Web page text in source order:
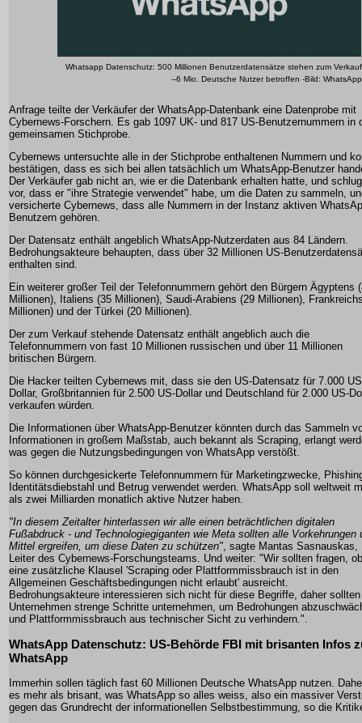
Whatsapp Datenschutz: 500 Millionen Benutzerdatensätze stehen zum Verkauf
--6 Mio. Deutsche Nutzer betroffen -Bild: WhatsApp
Anfrage teilte der Verkäufer der WhatsApp-Datenbank eine Datenprobe mit
Cybernews-Forschern. Es gab 1097 UK- und 817 US-Benutzernummern in
gemeinsamen Stichprobe.
Cybernews untersuchte alle in der Stichprobe enthaltenen Nummern und
bestätigen, dass es sich bei allen tatsächlich um WhatsApp-Benutzer
Der Verkäufer gab nicht an, wie er die Datenbank erhalten hatte, und schlug
vor, dass er "ihre Strategie verwendet" habe, um die Daten zu sammeln,
versicherte Cybernews, dass alle Nummern in der Instanz aktiven
Benutzern gehören.
Der Datensatz enthält angeblich WhatsApp-Nutzerdaten aus 84 Ländern.
Bedrohungsakteure behaupten, dass über 32 Millionen US-
enthalten sind.
Ein weiterer großer Teil der Telefonnummern gehört den Bürgern Ägyptens
Millionen), Italiens (35 Millionen), Saudi-Arabiens (29 Millionen),
Millionen) und der Türkei (20 Millionen).
Der zum Verkauf stehende Datensatz enthält angeblich auch die
Telefonnummern von fast 10 Millionen russischen und über 11 Millionen
britischen Bürgern.
Die Hacker teilten Cybernews mit, dass sie den US-Datensatz für 7.000
Dollar, Großbritannien für 2.500 US-Dollar und Deutschland für 2.000 US-
verkaufen würden.
Die Informationen über WhatsApp-Benutzer könnten durch das Sammeln
Informationen in großem Maßstab, auch bekannt als Scraping, erlangt
was gegen die Nutzungsbedingungen von WhatsApp verstößt.
So können durchgesickerte Telefonnummern für Marketingzwecke,
Identitätsdiebstahl und Betrug verwendet werden. WhatsApp soll weltweit
als zwei Milliarden monatlich aktive Nutzer haben.
"In diesem Zeitalter hinterlassen wir alle einen beträchtlichen digitalen
Fußabdruck - und Technologiegiganten wie Meta sollten alle Vorkehrungen
Mittel ergreifen, um diese Daten zu schützen" , sagte Mantas Sasnauskas,
Leiter des Cybernews-Forschungsteams. Und weiter: "Wir sollten fragen, ob
eine zusätzliche Klausel 'Scraping oder Plattformmissbrauch ist in den
Allgemeinen Geschäftsbedingungen nicht erlaubt' ausreicht.
Bedrohungsakteure interessieren sich nicht für diese Begriffe, daher sollten
Unternehmen strenge Schritte unternehmen, um Bedrohungen
und Plattformmissbrauch aus technischer Sicht zu verhindern.".
WhatsApp Datenschutz: US-Behörde FBI mit brisanten Infos
WhatsApp
Immerhin sollen täglich fast 60 Millionen Deutsche WhatsApp nutzen.
es mehr als brisant, was WhatsApp so alles weiss, also ein massiver
gegen das Grundrecht der informationellen Selbstbestimmung, so die